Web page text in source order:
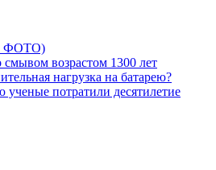
ФОТО)
возрастом 1300 лет
нагрузка на батарею?
ученые потратили десятилетие